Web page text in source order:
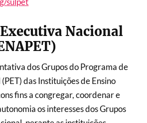
Nacional
dos Grupos do Programa de
das Instituições de Ensino
fins a congregar, coordenar e
os interesses dos Grupos